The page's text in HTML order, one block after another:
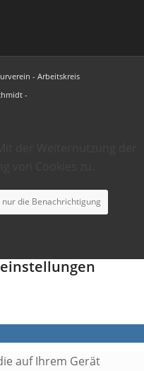
- Arbeitskreis
-
die Benachrichtigung
auf Ihrem Gerät